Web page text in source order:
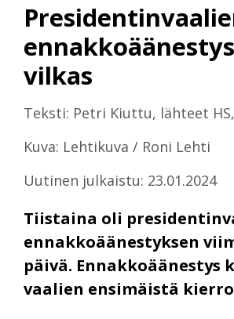
vilkas
Teksti: Petri Kiuttu, lähteet HS,
Kuva: Lehtikuva / Roni Lehti
Uutinen julkaistu: 23.01.2024
Tiistaina oli
ennakkoäänestyksen
päivä. Ennakkoäänestys
vaalien ensimäistä